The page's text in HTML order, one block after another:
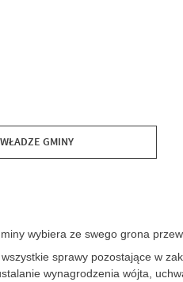
WŁADZE GMINY
wybiera ze swego grona
sprawy pozostające w
wynagrodzenia wójta,